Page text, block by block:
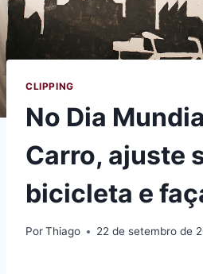
CLIPPING
No Dia
Carro, ajuste
bicicleta e
PorThiago 22 de setembro de